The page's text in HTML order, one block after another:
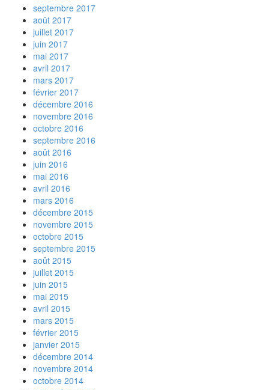
septembre 2017
août 2017
juillet 2017
juin 2017
mai 2017
avril 2017
mars 2017
février 2017
décembre 2016
novembre 2016
octobre 2016
septembre 2016
août 2016
juin 2016
mai 2016
avril 2016
mars 2016
décembre 2015
novembre 2015
octobre 2015
septembre 2015
août 2015
juillet 2015
juin 2015
mai 2015
avril 2015
mars 2015
février 2015
janvier 2015
décembre 2014
novembre 2014
octobre 2014